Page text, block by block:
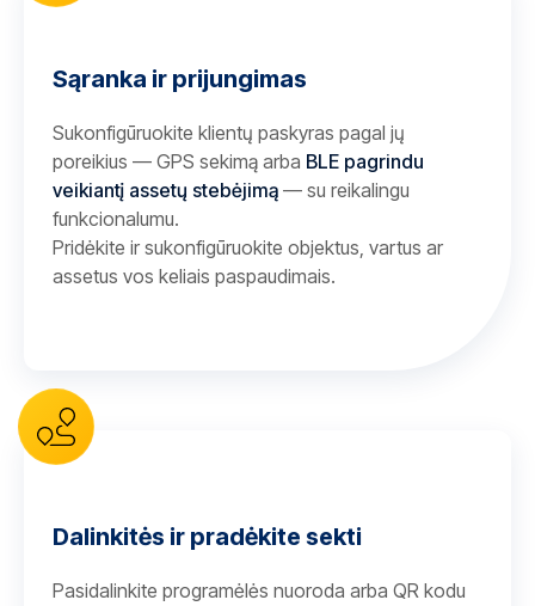
Sąranka ir prijungimas
Sukonfigūruokite klientų paskyras pagal jų
poreikius — GPS sekimą arba BLE pagrindu
veikiantį assetų stebėjimą — su reikalingu
funkcionalumu.
Pridėkite ir sukonfigūruokite objektus, vartus ar
assetus vos keliais paspaudimais.
Dalinkitės ir pradėkite sekti
Pasidalinkite programėlės nuoroda arba QR kodu